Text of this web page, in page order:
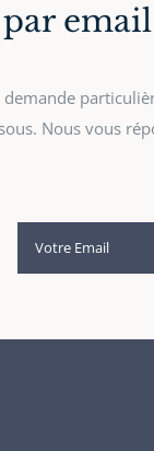
email
Nous vous